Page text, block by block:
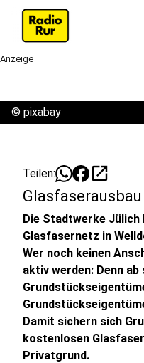
Anzeige
© pixabay
Teilen: open_in_new
Die Stadtwerke Jülich
Glasfasernetz in
Wer noch keinen
aktiv werden: Denn
Damit sichern sich
kostenlosen
Privatgrund.